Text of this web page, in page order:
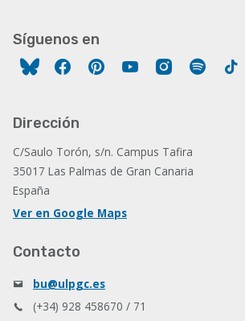
Síguenos en
FacebookPinterestYouTubeInstagram
Spotify
Dirección
C/Saulo Torón, s/n. Campus Tafira
35017 Las Palmas de Gran Canaria
España
Ver en Google Maps
Contacto
bu@ulpgc.es
(+34) 928 458670 / 71